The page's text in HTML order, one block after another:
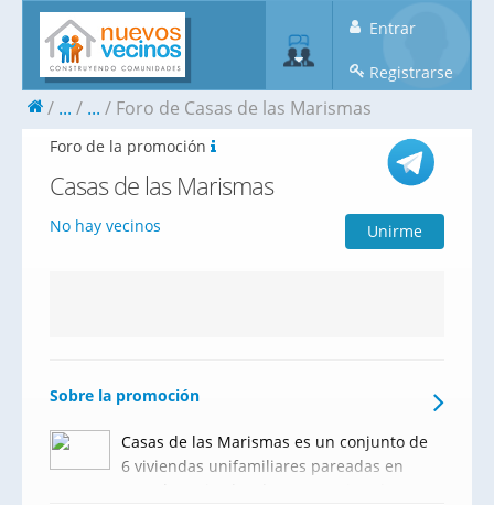
Entrar
Registrarse
... ... Foro de Casas de las Marismas
Foro de la promoción
Casas de las Marismas
No hay vecinos Unirme
Sobre la promoción
Casas de las Marismas es un conjunto de
6 viviendas unifamiliares pareadas en